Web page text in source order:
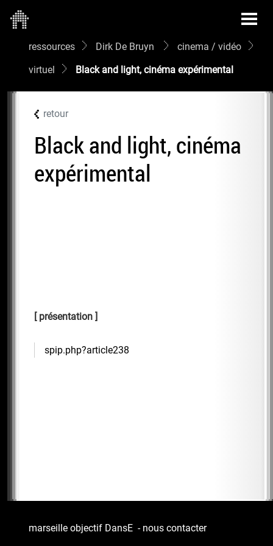
ressources Dirk De Bruyn
cinema / vidéo
virtuel
Black and light, cinéma expérimental
retour
Black and light, cinéma
expérimental
présentation
spip.php?article238
marseille objectif DansE - nous contacter